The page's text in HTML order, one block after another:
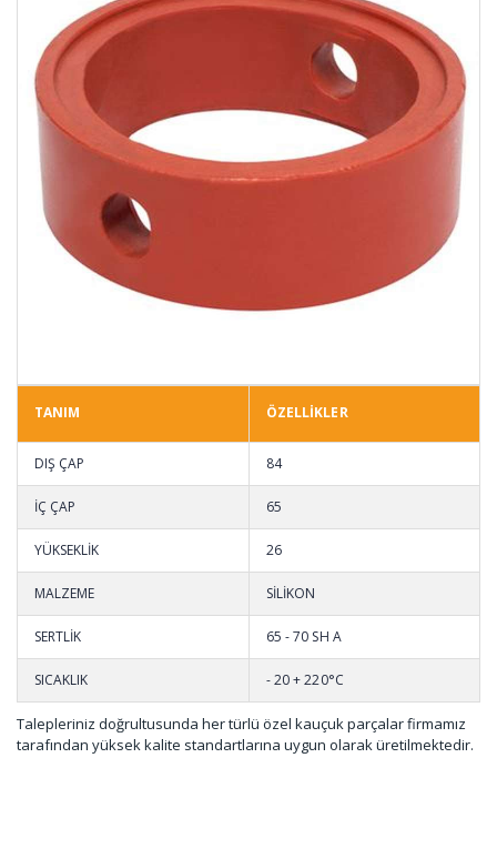
TANIM ÖZELLİKLER
DIŞ ÇAP 84
İÇ ÇAP 65
YÜKSEKLİK 26
MALZEME SİLİKON
SERTLİK 65 - 70 SH A
SICAKLIK - 20 + 220°C
Talepleriniz doğrultusunda her türlü özel kauçuk parçalar firmamız
tarafından yüksek kalite standartlarına uygun olarak üretilmektedir.